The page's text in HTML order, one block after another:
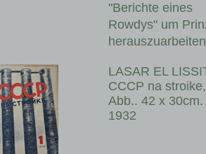
"Berichte eines
Rowdys" um
LASAR EL
CCCP na
Abb.. 42 x
1932